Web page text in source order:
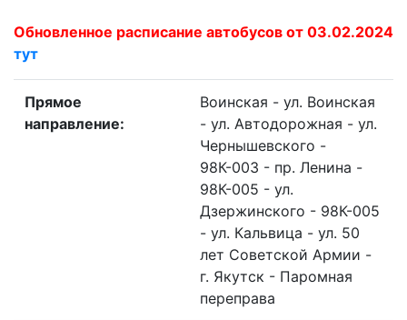
Обновленное расписание автобусов от 03.02.2024
тут
Прямое
направление:
Воинская - ул. Воинская
- ул. Автодорожная - ул.
Чернышевского -
98К-003 - пр. Ленина -
98К-005 - ул.
Дзержинского - 98К-005
- ул. Кальвица - ул. 50
лет Советской Армии -
г. Якутск - Паромная
переправа